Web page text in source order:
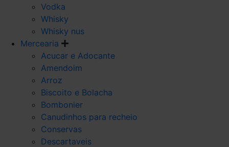
Vodka
Whisky
Whisky nus
Mercearia
Acucar e Adocante
Amendoim
Arroz
Biscoito e Bolacha
Bombonier
Canudinhos para recheio
Conservas
Descartaveis